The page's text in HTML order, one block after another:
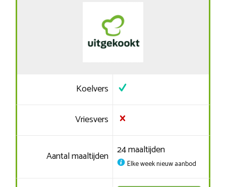
Koelvers
Vriesvers
Aantal maaltijden 24 maaltijden
Elke week nieuw aanbod